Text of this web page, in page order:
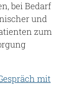
bei Bedarf
und
zum
mit